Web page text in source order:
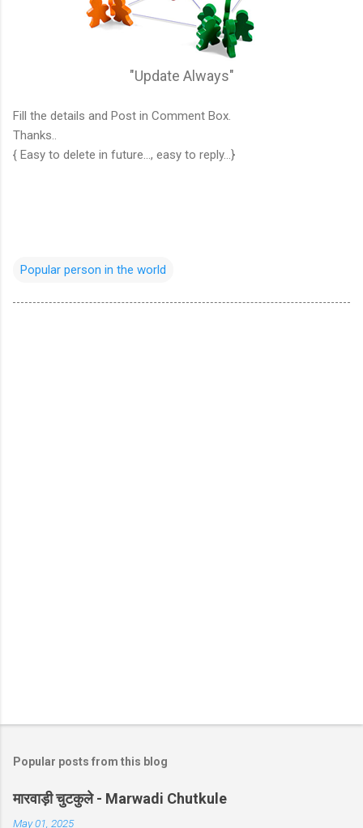
"Update Always"
Fill the details and Post in Comment Box.
Thanks..
{ Easy to delete in future..., easy to reply...}
Popular person in the world
Popular posts from this blog
मारवाड़ी चुटकुले - Marwadi Chutkule
May 01, 2025